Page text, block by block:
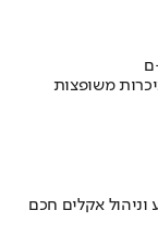
ם
משופצות
אקלים חכם